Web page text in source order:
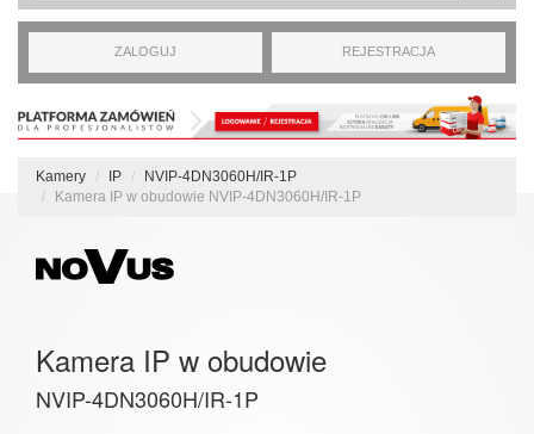
ZALOGUJ REJESTRACJA
Kamery IP
NVIP-4DN3060H/IR-1P
Kamera IP w obudowie NVIP-4DN3060H/IR-1P
Kamera IP w obudowie
NVIP-4DN3060H/IR-1P